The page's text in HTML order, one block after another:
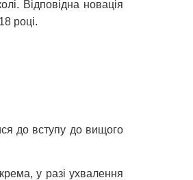
Відповідна новація
році.
до вступу до вищого
у разі ухвалення